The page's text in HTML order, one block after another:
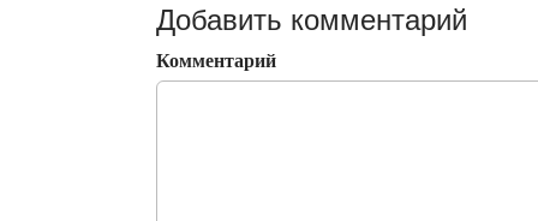
Добавить комментарий
Комментарий